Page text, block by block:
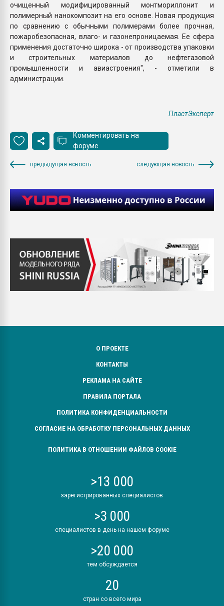
очищенный модифицированный монтмориллонит и
полимерный нанокомпозит на его основе. Новая продукция
по сравнению с обычными полимерами более прочная,
пожаробезопасная, влаго- и газонепроницаемая. Ее сфера
применения достаточно широка - от производства упаковки
и строительных материалов до нефтегазовой
промышленности и авиастроения", - отметили в
администрации.
ПластЭксперт
Комментировать на
форуме
предыдущая новость следующая новость
О ПРОЕКТЕ
КОНТАКТЫ
РЕКЛАМА НА САЙТЕ
ПРАВИЛА ПОРТАЛА
ПОЛИТИКА КОНФИДЕНЦИАЛЬНОСТИ
СОГЛАСИЕ НА ОБРАБОТКУ ПЕРСОНАЛЬНЫХ ДАННЫХ
ПОЛИТИКА В ОТНОШЕНИИ ФАЙЛОВ COOKIE
>13 000
зарегистрированных специалистов
>3 000
специалистов в день на нашем форуме
>20 000
тем обсуждается
20
стран со всего мира